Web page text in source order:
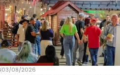
03/08/2026